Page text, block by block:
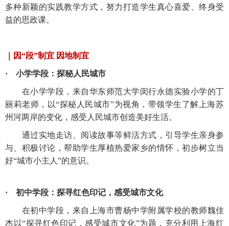
多种新颖的实践教学方式，努力打造学生真心喜爱、终身受
益的思政课。
｜因“段”制宜 因地制宜
· 小学学段：探秘人民城市
在小学学段，来自华东师范大学闵行永德实验小学的丁
丽莉老师，以“探秘人民城市”为视角，带领学生了解上海苏
州河两岸的变化，感受人民城市创造美好生活。
通过实地走访、阅读故事等鲜活方式，引导学生亲身参
与、积极讨论，帮助学生厚植热爱家乡的情怀，初步树立当
好“城市小主人”的意识。
· 初中学段：探寻红色印记，感受城市文化
在初中学段，来自上海市曹杨中学附属学校的教师魏佳
杰以“探寻红色印记，感受城市文化”为题，充分利用上海红